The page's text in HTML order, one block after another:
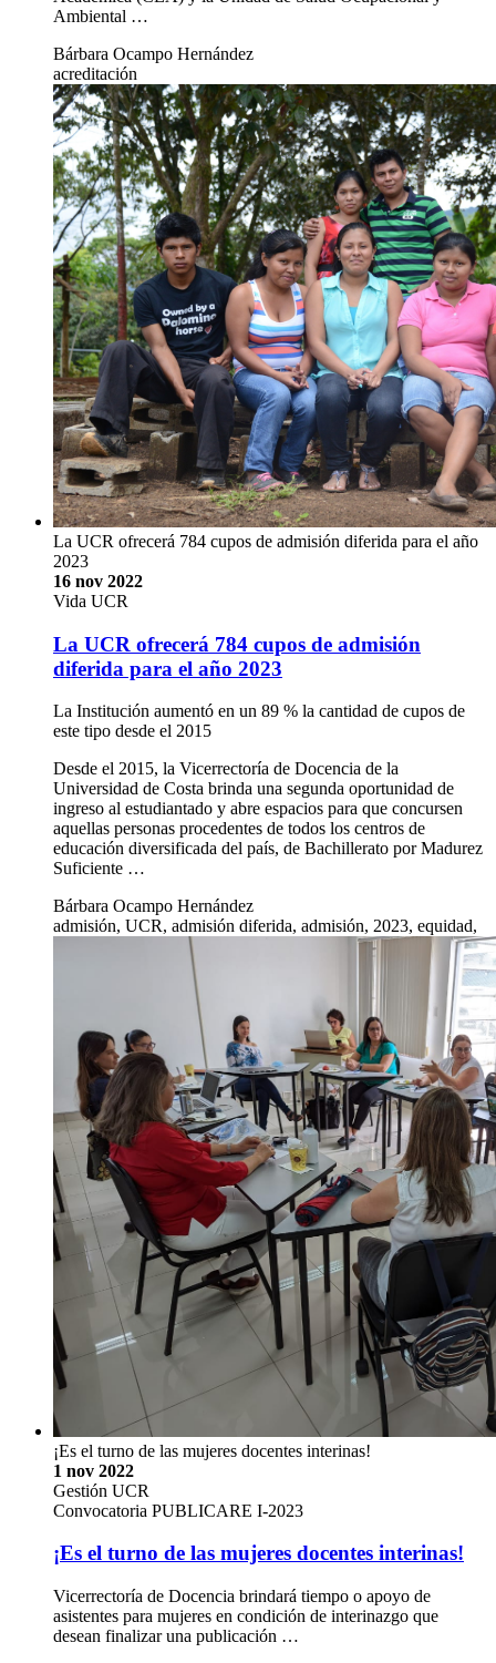
Ambiental …
Bárbara Ocampo Hernández
acreditación
La UCR ofrecerá 784 cupos de admisión diferida para el año
2023
16 nov 2022
Vida UCR
La UCR ofrecerá 784 cupos de admisión
diferida para el año 2023
La Institución aumentó en un 89 % la cantidad de cupos de
este tipo desde el 2015
Desde el 2015, la Vicerrectoría de Docencia de la
Universidad de Costa brinda una segunda oportunidad de
ingreso al estudiantado y abre espacios para que concursen
aquellas personas procedentes de todos los centros de
educación diversificada del país, de Bachillerato por Madurez
Suficiente …
Bárbara Ocampo Hernández
admisión, UCR, admisión diferida, admisión, 2023, equidad,
¡Es el turno de las mujeres docentes interinas!
1 nov 2022
Gestión UCR
Convocatoria PUBLICARE I-2023
¡Es el turno de las mujeres docentes interinas!
Vicerrectoría de Docencia brindará tiempo o apoyo de
asistentes para mujeres en condición de interinazgo que
desean finalizar una publicación …